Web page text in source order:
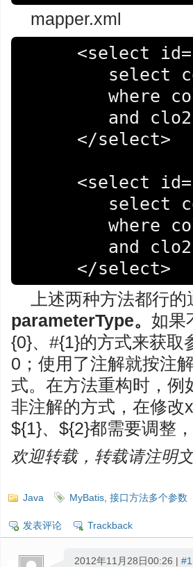
mapper.xml
     </select>
上述两种方法都行
parameterType。 如果
{0}、#{1}的方式来获取
0；使用了注解就按注
式。在方法重构时，例
非注解的方式，在修改
${1}、${2}都需要调整
欢迎转载，转载请注明
Java
MyBatis 接口方法多个参数
发表评论 Trackback
2012年11月28日00:26 | #1